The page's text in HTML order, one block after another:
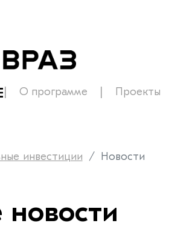
О программе Проекты
инвестиции Новости
новости